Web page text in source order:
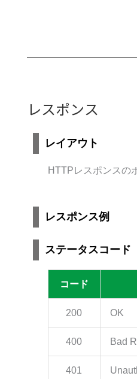
レスポンス
レイアウト
HTTPレスポンスの
レスポンス例
ステータスコード
コード
200 OK
400 Bad
401